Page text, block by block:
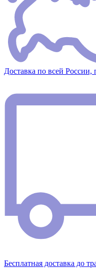
Доставка по всей
Бесплатная доставка до